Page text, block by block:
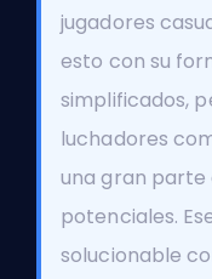
jugadores
esto con su
simplificados,
luchadores
una gran parte
potenciales.
solucionable